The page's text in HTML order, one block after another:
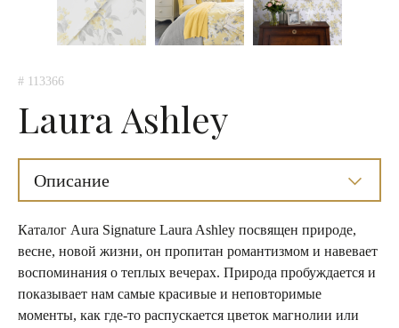
# 113366
Laura Ashley
Описание
Каталог Aura Signature Laura Ashley посвящен природе,
весне, новой жизни, он пропитан романтизмом и навевает
воспоминания о теплых вечерах. Природа пробуждается и
показывает нам самые красивые и неповторимые
моменты, как где-то распускается цветок магнолии или